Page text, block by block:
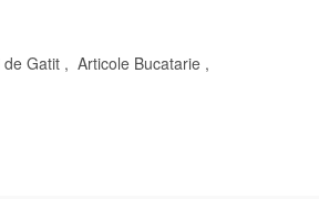
de Gatit , Articole Bucatarie ,